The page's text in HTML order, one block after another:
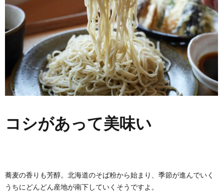
コシがあって美味い
蕎麦の香りも芳醇。北海道のそば粉から始まり、季節が進んでいく
うちにどんどん産地が南下していくそうですよ。